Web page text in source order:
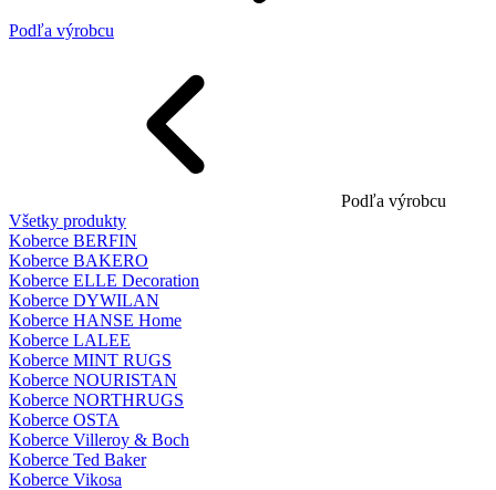
Podľa výrobcu
Podľa výrobcu
Všetky produkty
Koberce BERFIN
Koberce BAKERO
Koberce ELLE Decoration
Koberce DYWILAN
Koberce HANSE Home
Koberce LALEE
Koberce MINT RUGS
Koberce NOURISTAN
Koberce NORTHRUGS
Koberce OSTA
Koberce Villeroy & Boch
Koberce Ted Baker
Koberce Vikosa